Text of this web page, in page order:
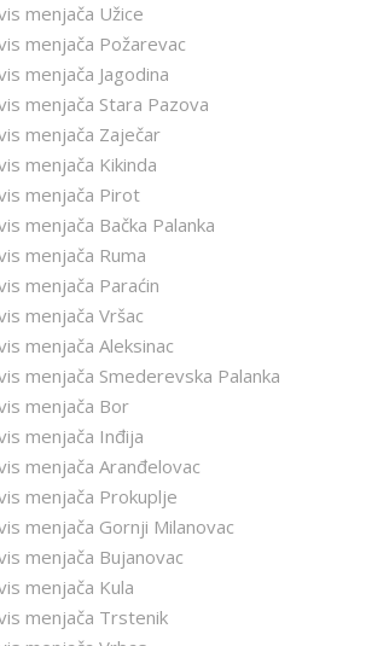
menjača Užice
menjača Požarevac
menjača Jagodina
menjača Stara Pazova
menjača Zaječar
menjača Kikinda
menjača Pirot
menjača Bačka Palanka
menjača Ruma
menjača Paraćin
menjača Vršac
menjača Aleksinac
menjača Smederevska Palanka
menjača Bor
menjača Inđija
menjača Aranđelovac
menjača Prokuplje
menjača Gornji Milanovac
menjača Bujanovac
menjača Kula
menjača Trstenik